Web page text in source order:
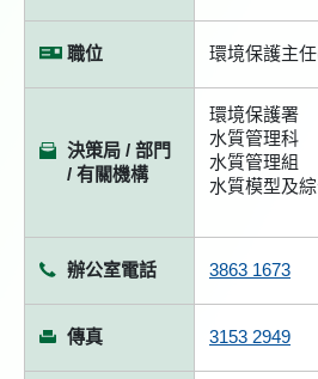
職位 環境保護主
決策局 / 部門
/ 有關機構
環境保護署
水質管理科
水質管理組
水質模型及
辦公室電話 3863 1673
傳真 3153 2949